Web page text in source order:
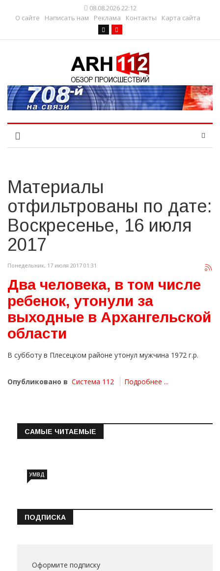
08.08.2026 22:12
О сайте
Написать нам Реклама Контакты Карта сайта
Материалы
отфильтрованы по дате:
Воскресенье, 16 июля
2017
Понедельник, 17 июля 2017 01:31
Два человека, в том числе
ребенок, утонули за
выходные в Архангельской
области
В субботу в Плесецком районе утонул мужчина 1972 г.р.
Опубликовано в Система 112 Подробнее ...
САМЫЕ ЧИТАЕМЫЕ
УМВД
ПОДПИСКА
Оформите подписку